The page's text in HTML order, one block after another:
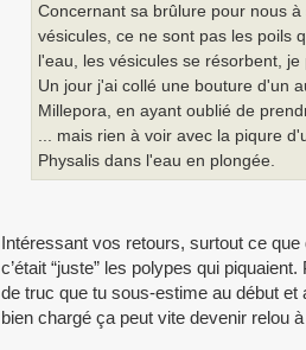
Concernant sa brûlure pour nous
vésicules, ce ne sont pas les poils
l'eau, les vésicules se résorbent,
Un jour j'ai collé une bouture d'un
Millepora, en ayant oublié de
... mais rien à voir avec la piqure
Physalis dans l'eau en plongée.
Intéressant vos retours, surtout ce
c’était “juste” les polypes qui
de truc que tu sous-estime au début
bien chargé ça peut vite devenir relou à